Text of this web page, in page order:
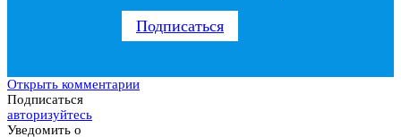
Подписаться
Открыть комментарии
Подписаться
авторизуйтесь
Уведомить о